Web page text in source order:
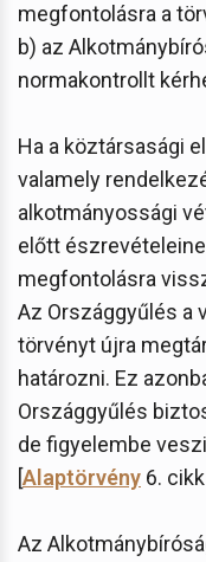
megfontolásra a
b) az
normakontrollt
Ha a köztársasági
valamely
alkotmányossági
előtt
megfontolásra
Az Országgyűlés a
törvényt újra
határozni. Ez
Országgyűlés
de figyelembe
[Alaptörvény 6.
Az